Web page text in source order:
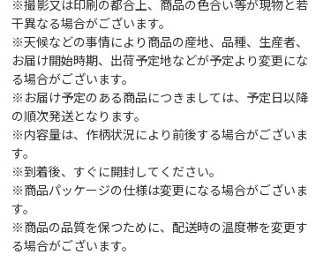
※撮影又は印刷の都合上、商品の色合い等が現物と若
干異なる場合がございます。
※天候などの事情により商品の産地、品種、生産者、
お届け開始時期、出荷予定地などが予定より変更にな
る場合がございます。
※お届け予定のある商品につきましては、予定日以降
の順次発送となります。
※内容量は、作柄状況により前後する場合がございま
す。
※到着後、すぐに開封してください。
※商品パッケージの仕様は変更になる場合がございま
す。
※商品の品質を保つために、配送時の温度帯を変更す
る場合がございます。